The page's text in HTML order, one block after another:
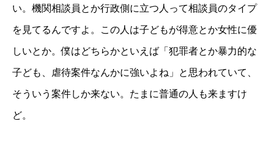
い。機関相談員とか行政側に立つ人って相談員のタイプ
を見てるんですよ。この人は子どもが得意とか女性に優
しいとか。僕はどちらかといえば「犯罪者とか暴力的な
子ども、虐待案件なんかに強いよね」と思われていて、
そういう案件しか来ない。たまに普通の人も来ますけ
ど。